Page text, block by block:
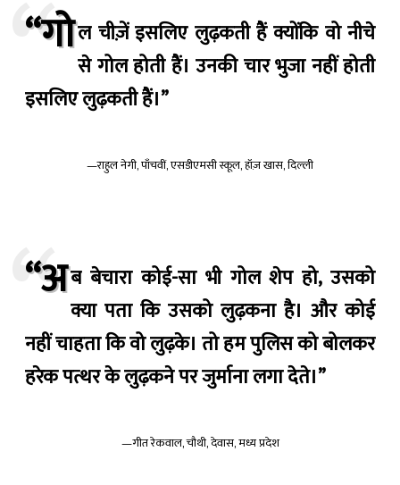
“गोल चीज़ें इसलिए लुढ़कती हैं क्योंकि वो नीचे
से गोल होती हैं। उनकी चार भुजा नहीं होती
इसलिए लुढ़कती हैं।”
—राहुल नेगी, पाँचवीं, एसडीएमसी स्कूल, हॉज़ खास, दिल्ली
“अब बेचारा कोई-सा भी गोल शेप हो, उसको
क्या पता कि उसको लुढ़कना है। और कोई
नहीं चाहता कि वो लुढ़के। तो हम पुलिस को बोलकर
हरेक पत्थर के लुढ़कने पर जुर्माना लगा देते।”
—गीत रेकवाल, चौथी, देवास, मध्य प्रदेश